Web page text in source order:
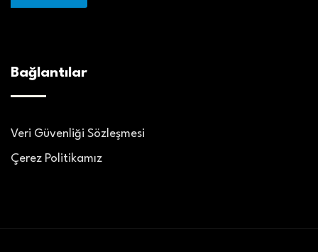
Bağlantılar
Veri Güvenliği Sözleşmesi
Çerez Politikamız